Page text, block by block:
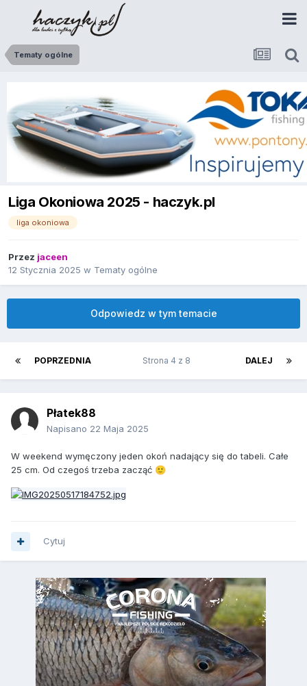
Tematy ogólne
Liga Okoniowa 2025 - haczyk.pl
liga okoniowa
Przez jaceen
12 Stycznia 2025 w Tematy ogólne
Odpowiedz w tym temacie
POPRZEDNIA DALEJ
Strona 4 z 8
Płatek88
Napisano 22 Maja 2025
W weekend wymęczony jeden okoń nadający się do tabeli. Całe
25 cm. Od czegoś trzeba zacząć 🙂
Cytuj